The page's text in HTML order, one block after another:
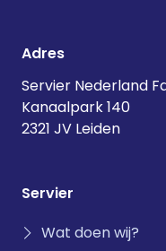
Adres
Servier Nederland
Kanaalpark 140
2321 JV Leiden
Servier
Wat doen wij?